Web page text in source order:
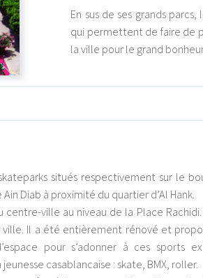
En sus de ses grands
qui permettent de faire de
la ville pour le grand
situés respectivement sur le
Diab à proximité du quartier d’Al Hank.
centre-ville au niveau de la Place Rachidi.
Il a été entièrement rénové et
pour s’adonner à ces sports
casablancaise : skate, BMX, roller.